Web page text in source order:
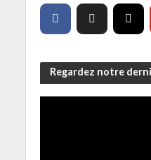
Regardez notre